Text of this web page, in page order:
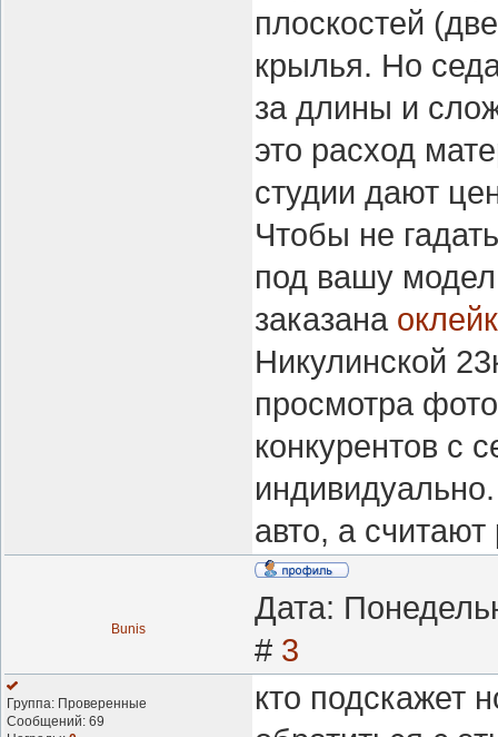
плоскостей
крылья. Но
за длины и
это расход
студии дают
Чтобы не
под вашу
заказана
Никулинской
просмотра
конкурентов с
авто, а
Bunis
Дата:
# 3
Группа: Проверенные
Сообщений: 69
кто подскажет